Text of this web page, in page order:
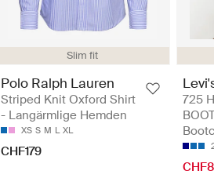
Slim fit
Polo Ralph Lauren
Striped Knit Oxford Shirt
- Langärmlige Hemden
XS S M L XL
CHF179
725